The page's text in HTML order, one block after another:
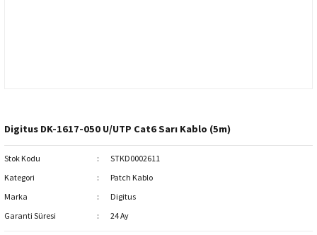
Digitus DK-1617-050 U/UTP Cat6 Sarı Kablo (5m)
Stok Kodu
STKD0002611
Kategori
Patch Kablo
Marka
Digitus
Garanti Süresi
24 Ay